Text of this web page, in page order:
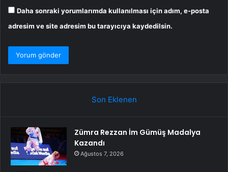
Daha sonraki yorumlarımda kullanılması için adım, e-posta
adresim ve site adresim bu tarayıcıya kaydedilsin.
Son Eklenen
Zümra Rezzan İm Gümüş Madalya
Kazandı
Ağustos 7, 2026